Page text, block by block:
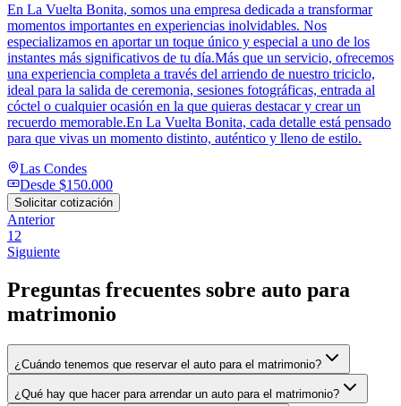
En La Vuelta Bonita, somos una empresa dedicada a transformar
momentos importantes en experiencias inolvidables. Nos
especializamos en aportar un toque único y especial a uno de los
instantes más significativos de tu día.Más que un servicio, ofrecemos
una experiencia completa a través del arriendo de nuestro triciclo,
ideal para la salida de ceremonia, sesiones fotográficas, entrada al
cóctel o cualquier ocasión en la que quieras destacar y crear un
recuerdo memorable.En La Vuelta Bonita, cada detalle está pensado
para que vivas un momento distinto, auténtico y lleno de estilo.
Las Condes
Desde $150.000
Solicitar cotización
Anterior
1 2
Siguiente
Preguntas frecuentes sobre auto para
matrimonio
¿Cuándo tenemos que reservar el auto para el matrimonio?
¿Qué hay que hacer para arrendar un auto para el matrimonio?